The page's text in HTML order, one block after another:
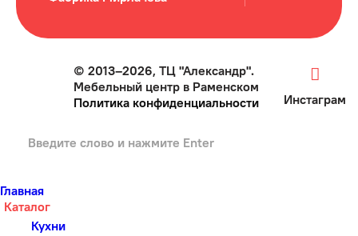
© 2013–2026, ТЦ "Александр".
Мебельный центр в Раменском
Политика конфиденциальности
Инстаграм
Главная
Каталог
Кухни